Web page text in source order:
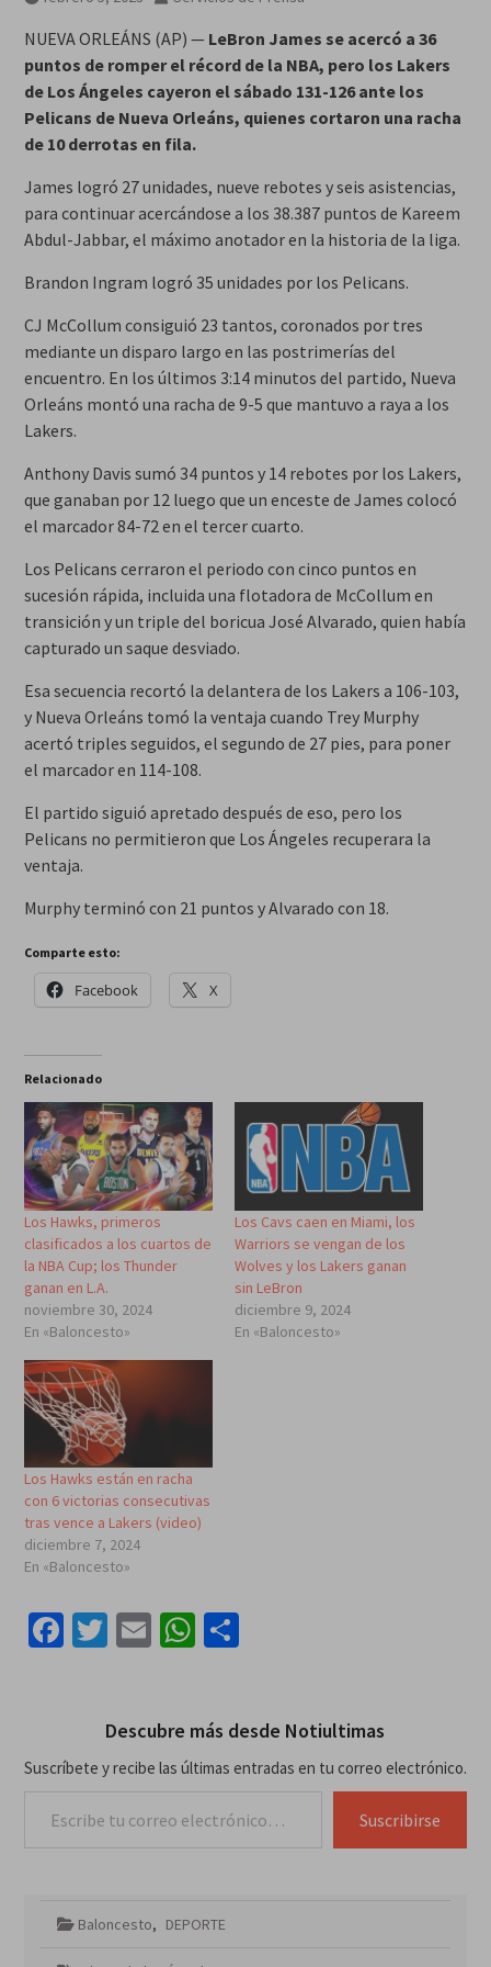
NUEVA ORLEÁNS (AP) — LeBron James se acercó a 36
puntos de romper el récord de la NBA, pero los Lakers
de Los Ángeles cayeron el sábado 131-126 ante los
Pelicans de Nueva Orleáns, quienes cortaron una racha
de 10 derrotas en fila.
James logró 27 unidades, nueve rebotes y seis asistencias,
para continuar acercándose a los 38.387 puntos de Kareem
Abdul-Jabbar, el máximo anotador en la historia de la liga.
Brandon Ingram logró 35 unidades por los Pelicans.
CJ McCollum consiguió 23 tantos, coronados por tres
mediante un disparo largo en las postrimerías del
encuentro. En los últimos 3:14 minutos del partido, Nueva
Orleáns montó una racha de 9-5 que mantuvo a raya a los
Lakers.
Anthony Davis sumó 34 puntos y 14 rebotes por los Lakers,
que ganaban por 12 luego que un enceste de James colocó
el marcador 84-72 en el tercer cuarto.
Los Pelicans cerraron el periodo con cinco puntos en
sucesión rápida, incluida una flotadora de McCollum en
transición y un triple del boricua José Alvarado, quien había
capturado un saque desviado.
Esa secuencia recortó la delantera de los Lakers a 106-103,
y Nueva Orleáns tomó la ventaja cuando Trey Murphy
acertó triples seguidos, el segundo de 27 pies, para poner
el marcador en 114-108.
El partido siguió apretado después de eso, pero los
Pelicans no permitieron que Los Ángeles recuperara la
ventaja.
Murphy terminó con 21 puntos y Alvarado con 18.
Comparte esto:
Facebook X
Relacionado
Los Hawks, primeros
clasificados a los cuartos de
la NBA Cup; los Thunder
ganan en L.A.
noviembre 30, 2024
En «Baloncesto»
Los Cavs caen en Miami, los
Warriors se vengan de los
Wolves y los Lakers ganan
sin LeBron
diciembre 9, 2024
En «Baloncesto»
Los Hawks están en racha
con 6 victorias consecutivas
tras vence a Lakers (video)
diciembre 7, 2024
En «Baloncesto»
Facebook
Twitter
EmailWhatsApp
Compartir
Descubre más desde Notiultimas
Suscríbete y recibe las últimas entradas en tu correo electrónico.
Suscribirse
Baloncesto, DEPORTE